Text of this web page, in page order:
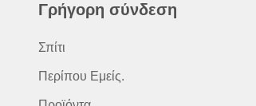
Γρήγορη σύνδεση
Σπίτι
Περίπου Εμείς.